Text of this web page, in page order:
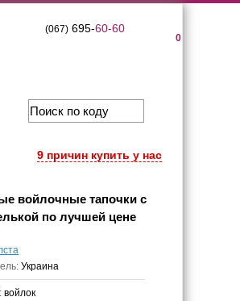
0
(067)695-60-60
9 причин купить у нас
войлочные тапочки с
по лучшей цене
Украина
войлок